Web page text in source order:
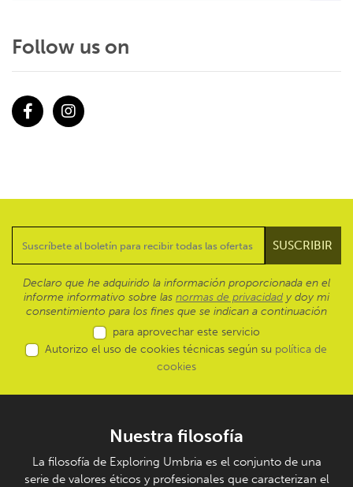
Follow us on
Declaro que he adquirido la información proporcionada en el
informe informativo sobre las normas de privacidad y doy mi
consentimiento para los fines que se indican a continuación
para aprovechar este servicio
Autorizo el uso de cookies técnicas según su política de
cookies
Nuestra filosofía
La filosofía de Exploring Umbria es el conjunto de una
serie de valores éticos y profesionales que caracterizan el